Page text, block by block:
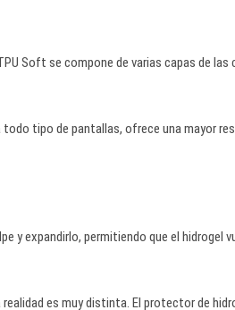
Soft se compone de varias capas de las
todo tipo de pantallas, ofrece una mayor
y expandirlo, permitiendo que el hidrogel
realidad es muy distinta. El protector de